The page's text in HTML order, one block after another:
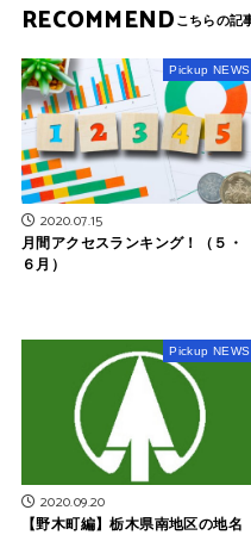
RECOMMEND
Pickup NEWS
2020.07.15
月間アクセスランキング！（５・
６月）
Pickup NEWS
2020.09.20
【野木町編】栃木県南地区の地名